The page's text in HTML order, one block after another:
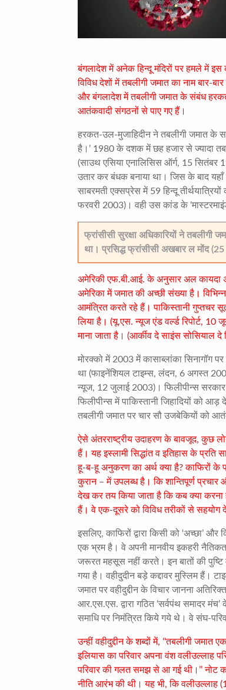
बंगलादेश में अनेक हिन्दू मंदिरों पर हमले में
विविध देशों में तबलीगी जमात का नाम बार-
और बंगलादेश में तबलीगी जमात के संबंध
आतंकवादी संगठनों से पाए गए हैं।
हरकत-उल-मुजाहिदीन ने तबलीगी जमात के
है।’ 1980 के दशक में छह हजार से ज्यादा
(साउथ एसिया एनालिसिस ऑर्ग, 15 सितंबर
उतार कर बंधक बनाया था। जिस के बाद
साबरमती एक्सप्रेस में 59 हिन्दू
फरवरी 2003) । वही उस कांड के
फ्रांसीसी सुरक्षा अधिकारियों ने
था। प्रसिद्ध फ्रांसीसी अखबार ल मोंद
अमेरिकी एफ.बी.आई. के अनुसार अल कायदा
अमेरिका में जमात की अच्छी संख्या है।
आमंत्रित करते रहे हैं। पाकिस्तानी गुप्तचर
लिया है। (यू.एस. न्यूज एंड वर्ल्ड रिपोर्ट, 10
माना जाता है। (आर्कीव दे साइंस सोसियाल दे
मोरक्को में2003 में कासाब्लांका सिनागॉग
था (फाइनेंशियल टाइम्स, लंदन, 6 अगस्त
न्यूज, 12 जुलाई2003) । फिलीपीन्स
फिलीपीन्स में पाकिस्तानी जिहादियों को
तबलीगी जमात पर चार सौ उजबेकियों को
ऐसे अंतरराष्ट्रीय उदाहरण के बावजूद,कुछ
हैं। यह इस्लामी सिद्धांत व इतिहास के प्रति
हू-ब-हू अनुकरण का अर्थ क्या है?काफिरों के
कुरान – में उपलब्ध है। कि शान्तिपूर्ण प्रचार
देख कर तय किया जाता है कि कब क्या करना
हैं। वे एक-दूसरे को विविध तरीकों से सहयोग
इसलिए, काफिरों द्वारा किसी को ‘अच्छा’
एक भ्रम है। वे अपनी मानवीय इकहरी
जरूरत महसूस नहीं करते। इन बातों की
गया है। वहीदुदीन बड़े कद्दावर मुस्लिम हैं।
जमात पर वहीदुद्दीन के विचार जानना
आर.एस.एस. द्वारा गठित ‘सर्वपंथ समादर
समाधि पर निमंत्रित किये गये थे। वे संघ-
उन्हीं वहीदुद्दीन के शब्दों में, ‘‘तबलीगी जमात
इलियास का परिवार अपना वंश वलीउल्लाह
परिवार की गलत समझ से आ गई थी।’’ नोट
नीति आरंभ की थी। यह भी,कि वलीउल्लाह (